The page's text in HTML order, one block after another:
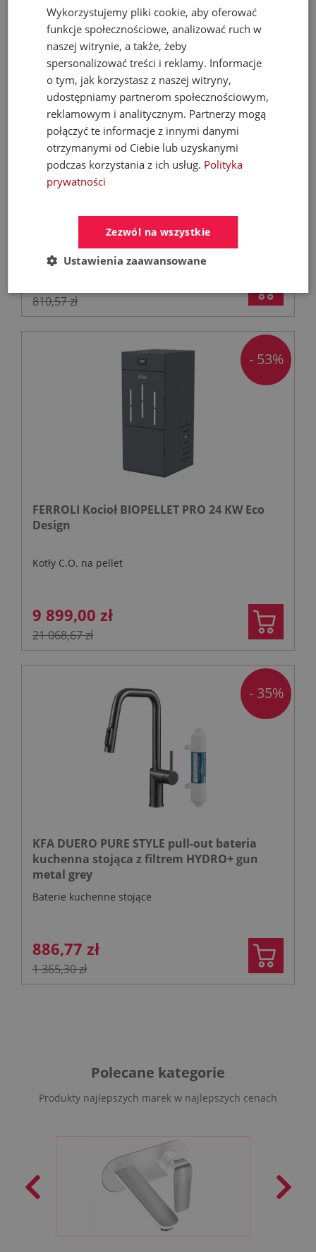
KFA MOZA 316L bateria umywalkowa
podtynkowa stal nierdzewna
Baterie umywalkowe
810,57 zł
- 30%
FERROLI Kocioł BIOPELLET PRO 24 KW Eco
Design
Kotły C.O. na pellet
9 899,00 zł
21 068,67 zł
- 53%
KFA DUERO PURE STYLE pull-out bateria
kuchenna stojąca z filtrem HYDRO+ gun
metal grey
Baterie kuchenne stojące
886,77 zł
1 365,30 zł
- 35%
Polecane kategorie
Produkty najlepszych marek w najlepszych cenach
Wykorzystujemy pliki cookie, aby oferować
funkcje społecznościowe, analizować ruch w
naszej witrynie, a także, żeby
spersonalizować treści i reklamy. Informacje
o tym, jak korzystasz z naszej witryny,
udostępniamy partnerom społecznościowym,
reklamowym i analitycznym. Partnerzy mogą
połączyć te informacje z innymi danymi
otrzymanymi od Ciebie lub uzyskanymi
podczas korzystania z ich usług. Polityka
prywatności
Zezwól na wszystkie
Ustawienia zaawansowane